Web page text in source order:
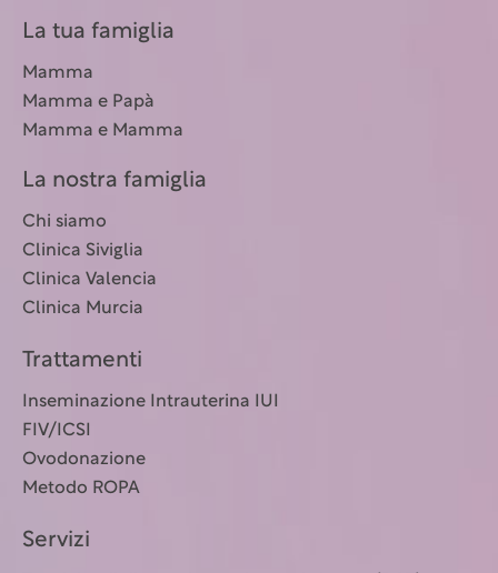
La tua famiglia
Mamma
Mamma e Papà
Mamma e Mamma
La nostra famiglia
Chi siamo
Clinica Siviglia
Clinica Valencia
Clinica Murcia
Trattamenti
Inseminazione Intrauterina IUI
FIV/ICSI
Ovodonazione
Metodo ROPA
Servizi